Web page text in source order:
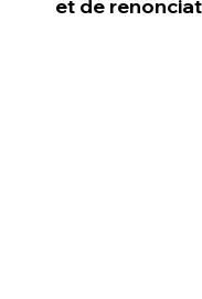
et de